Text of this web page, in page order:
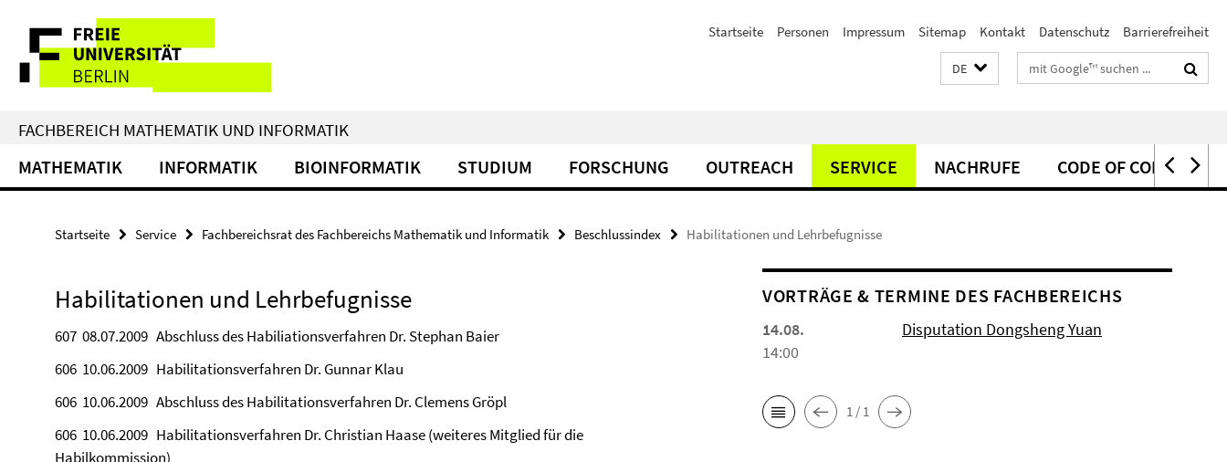
direkt
Inhalt
Service-
Navigation
Startseite Personen Impressum Sitemap Kontakt Datenschutz Barrierefreiheit
DE Suchbegriffe
FACHBEREICH MATHEMATIK UND INFORMATIK
MATHEMATIK INFORMATIK BIOINFORMATIK STUDIUM FORSCHUNG OUTREACH SERVICE NACHRUFE CODE OF CONDUCT
Startseite Service Fachbereichsrat des Fachbereichs Mathematik und Informatik Beschlussindex Habilitationen und Lehrbefugnisse
Habilitationen und Lehrbefugnisse
607 08.07.2009 Abschluss des Habiliationsverfahren Dr. Stephan Baier
606 10.06.2009 Habilitationsverfahren Dr. Gunnar Klau
606 10.06.2009 Abschluss des Habilitationsverfahren Dr. Clemens Gröpl
606 10.06.2009 Habilitationsverfahren Dr. Christian Haase (weiteres Mitglied für die
Habilkommission)
VORTRÄGE & TERMINE DES FACHBEREICHS
14.08.
14:00
Disputation Dongsheng Yuan
1 / 1